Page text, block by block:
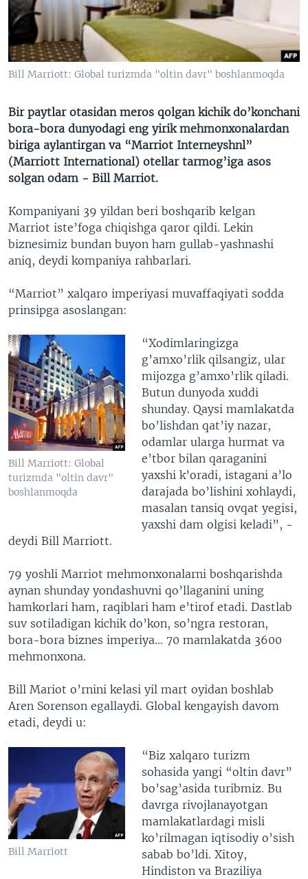
VIDEO
XABARLAR SURATLARDA
ODNOKLASSNIKI
TELEGRAM
TWITTER
Bill Marriott: Global turizmda "oltin davr" boshlanmoqda
Bir paytlar otasidan meros qolgan kichik do’konchani
bora-bora dunyodagi eng yirik mehmonxonalardan
biriga aylantirgan va “Marriot Interneyshnl”
(Marriott International) otellar tarmog’iga asos
solgan odam - Bill Marriot.
Kompaniyani 39 yildan beri boshqarib kelgan
Marriot iste’foga chiqishga qaror qildi. Lekin
biznesimiz bundan buyon ham gullab-yashnashi
aniq, deydi kompaniya rahbarlari.
“Marriot” xalqaro imperiyasi muvaffaqiyati sodda
prinsipga asoslangan:
Bill Marriott: Global
turizmda "oltin davr"
boshlanmoqda
“Xodimlaringizga
g’amxo’rlik qilsangiz, ular
mijozga g’amxo’rlik qiladi.
Butun dunyoda xuddi
shunday. Qaysi mamlakatda
bo’lishdan qat’iy nazar,
odamlar ularga hurmat va
e’tbor bilan qaraganini
yaxshi k’oradi, istagani a’lo
darajada bo’lishini xohlaydi,
masalan tansiq ovqat yegisi,
yaxshi dam olgisi keladi”, -
deydi Bill Marriott.
79 yoshli Marriot mehmonxonalarni boshqarishda
aynan shunday yondashuvni qo’llaganini uning
hamkorlari ham, raqiblari ham e’tirof etadi. Dastlab
suv sotiladigan kichik do’kon, so’ngra restoran,
bora-bora biznes imperiya… 70 mamlakatda 3600
mehmonxona.
Bill Mariot o’rnini kelasi yil mart oyidan boshlab
Aren Sorenson egallaydi. Global kengayish davom
etadi, deydi u:
Bill Marriott
“Biz xalqaro turizm
sohasida yangi “oltin davr”
bo’sag’asida turibmiz. Bu
davrga rivojlanayotgan
mamlakatlardagi misli
ko’rilmagan iqtisodiy o’sish
sabab bo’ldi. Xitoy,
Hindiston va Braziliya